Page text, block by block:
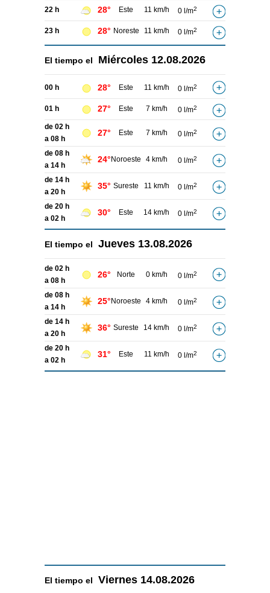
22 h 28° Este 11 km/h 0 l/m2
23 h 28° Noreste 11 km/h 0 l/m2
El tiempo el Miércoles 12.08.2026
00 h 28° Este 11 km/h 0 l/m2
01 h 27° Este 7 km/h 0 l/m2
de 02 h
a 08 h
27° Este 7 km/h 0 l/m2
de 08 h
a 14 h
24° Noroeste 4 km/h 0 l/m2
de 14 h
a 20 h
35° Sureste 11 km/h 0 l/m2
de 20 h
a 02 h
30° Este 14 km/h 0 l/m2
El tiempo el Jueves 13.08.2026
de 02 h
a 08 h
26° Norte 0 km/h 0 l/m2
de 08 h
a 14 h
25° Noroeste 4 km/h 0 l/m2
de 14 h
a 20 h
36° Sureste 14 km/h 0 l/m2
de 20 h
a 02 h
31° Este 11 km/h 0 l/m2
El tiempo el Viernes 14.08.2026